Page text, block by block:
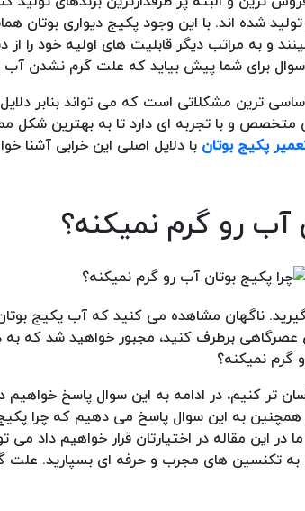
شده اند. با این وجود پکیج دیواری بوتان
و به مراتب دیگر قابلیت های اولیه خود را
برای شما پیش بیاید که علت گرم نشدن
ترین مشکلاتی است که می تواند بنابر
متخصص و با تجربه ای دارد تا به بهترین
پکیج بوتان با دلایل اصلی این خرابی آشنا
آب رو گرم نمیکنه؟
ناگهان مشاهده می کنید که آب پکیج
برطرف کنید، مجبور خواهید شد که به
گرم نمیکنه؟
تر کنیم، در ادامه به این سوال پاسخ خواهیم
به این سوال پاسخ می دهیم که چرا
ما در این مقاله در اختیارتان قرار خواهیم داد
به تکنسین های مجرب و حرفه ای بسپارید. علت